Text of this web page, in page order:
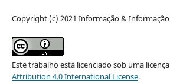
Copyright (c) 2021 Informação & Informação
Este trabalho está licenciado sob uma licença
Attribution 4.0 International License.